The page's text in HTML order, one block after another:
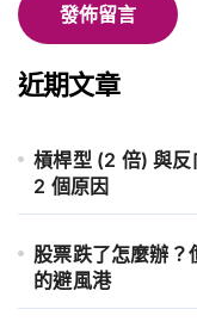
近期文章
槓桿型 (2 倍) 與
2 個原因
股票跌了怎麼辦？
的避風港